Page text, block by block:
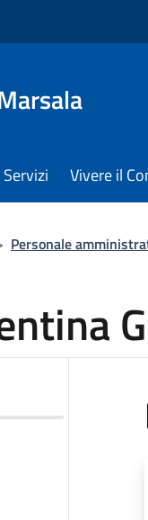
Servizi Vivere il
Personale